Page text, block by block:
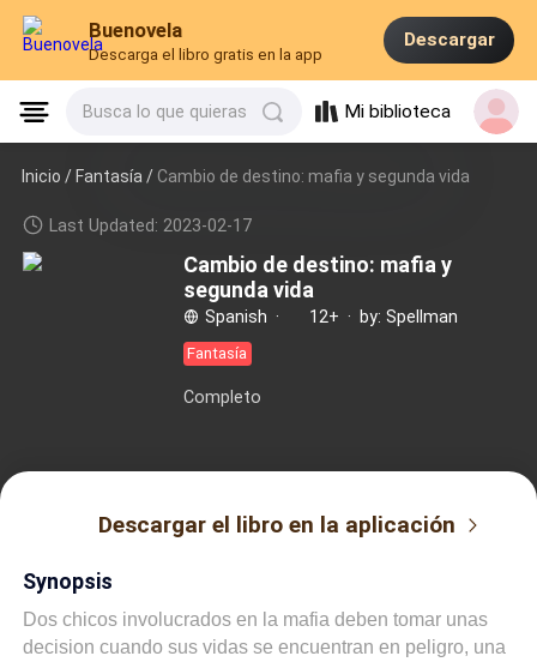
Buenovela
Descarga el libro gratis en la app
Descargar
Busca lo que quieras Mi biblioteca
Inicio /Fantasía / Cambio de destino: mafia y segunda vida
Last Updated: 2023-02-17
Cambio de destino: mafia y
segunda vida
Spanish · 12+ · by: Spellman
Fantasía
Completo
Descargar el libro en la aplicación
Synopsis
Dos chicos involucrados en la mafia deben tomar unas
decision cuando sus vidas se encuentran en peligro, una